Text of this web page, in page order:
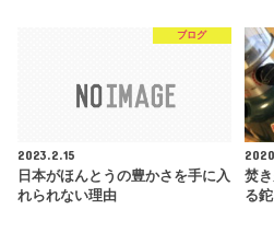
ブログ
2023.2.15
日本がほんとうの豊かさを手に入
れられない理由
焚
る